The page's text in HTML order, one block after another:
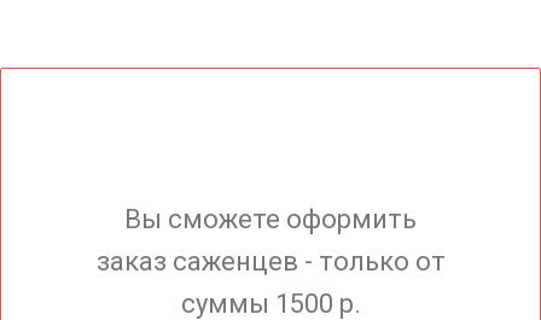
Вы сможете оформить
заказ саженцев - только от
суммы 1500 р.